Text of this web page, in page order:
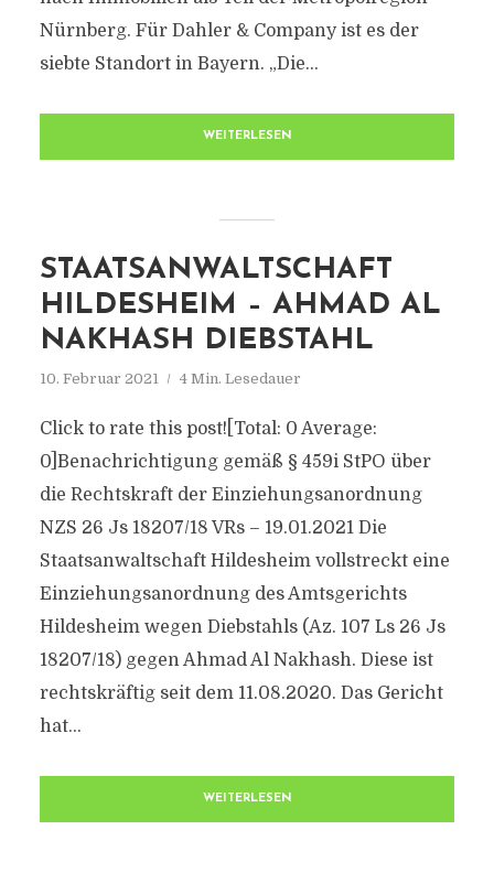
Nürnberg. Für Dahler & Company ist es der
siebte Standort in Bayern. „Die...
WEITERLESEN
STAATSANWALTSCHAFT
HILDESHEIM – AHMAD AL
NAKHASH DIEBSTAHL
10. Februar 2021 4 Min. Lesedauer
Click to rate this post![Total: 0 Average:
0]Benachrichtigung gemäß § 459i StPO über
die Rechtskraft der Einziehungsanordnung
NZS 26 Js 18207/​18 VRs – 19.01.2021 Die
Staatsanwaltschaft Hildesheim vollstreckt eine
Einziehungsanordnung des Amtsgerichts
Hildesheim wegen Diebstahls (Az. 107 Ls 26 Js
18207/​18) gegen Ahmad Al Nakhash. Diese ist
rechtskräftig seit dem 11.08.2020. Das Gericht
hat...
WEITERLESEN